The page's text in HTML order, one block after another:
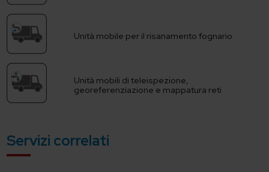
Unità mobile per il risanamento fognario
Unità mobili di teleispezione,
georeferenziazione e mappatura reti
Servizi correlati